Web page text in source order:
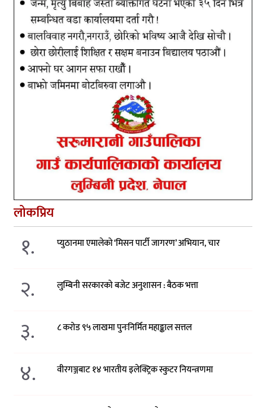
लोकप्रिय
१. प्युठानमा एमालेको ‘मिसन पार्टी जागरण’ अभियान, चार
२. लुम्बिनी सरकारको बजेट अनुशासन : बैठक भत्ता
३. ८ करोड ९५ लाखमा पुनःनिर्मित महाङ्काल सत्तल
४. वीरगञ्जबाट १४ भारतीय इलेक्ट्रिक स्कुटर नियन्त्रणमा